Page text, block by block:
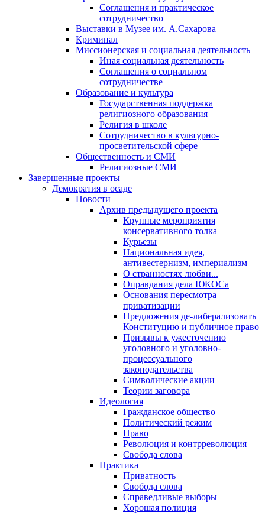
Соглашения и практическое
сотрудничество
Выставки в Музее им. А.Сахарова
Криминал
Миссионерская и социальная деятельность
Иная социальная деятельность
Соглашения о социальном
сотрудничестве
Образование и культура
Государственная поддержка
религиозного образования
Религия в школе
Сотрудничество в культурно-
просветительской сфере
Общественность и СМИ
Религиозные СМИ
Завершенные проекты
Демократия в осаде
Новости
Архив предыдущего проекта
Крупные мероприятия
консервативного толка
Курьезы
Национальная идея,
антивестернизм, империализм
О странностях любви...
Оправдания дела ЮКОСа
Основания пересмотра
приватизации
Предложения де-либерализовать
Конституцию и публичное право
Призывы к ужесточению
уголовного и уголовно-
процессуального
законодательства
Символические акции
Теории заговора
Идеология
Гражданское общество
Политический режим
Право
Революция и контрреволюция
Свобода слова
Практика
Приватность
Свобода слова
Справедливые выборы
Хорошая полиция